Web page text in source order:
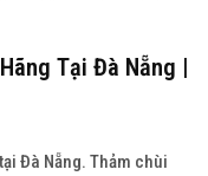
Tại Đà Nẵng |
Đà Nẵng. Thảm chùi